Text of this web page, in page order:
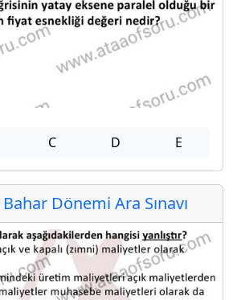
C D E
Dönemi Ara Sınavı